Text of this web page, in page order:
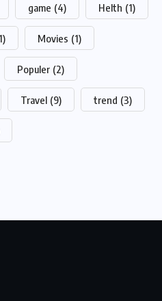
game (4) Helth (1)
Movies (1)
Populer (2)
Travel (9) trend (3)